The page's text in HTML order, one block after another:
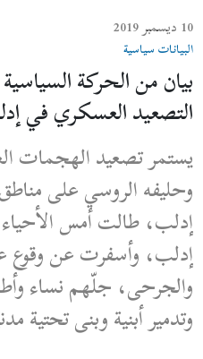
10 ديسمبر 2019
البيانات سياسية
بيان من الحركة
التصعيد العسكري في
يستمر تصعيد الهجمات
وحليفه الروسي على
إدلب، طالت أمس
إدلب، وأسفرت عن وقوع
والجرحى، جلّهم نساء
وتدمير أبنية وبنى تحتية